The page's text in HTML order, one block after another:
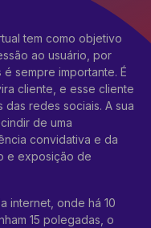
tem como objetivo
ao usuário, por
é sempre importante. É
cliente, e esse cliente
redes sociais. A sua
de uma
convidativa e da
e exposição de
internet, onde há 10
15 polegadas, o